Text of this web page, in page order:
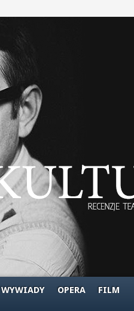
WYWIADY OPERA FILM